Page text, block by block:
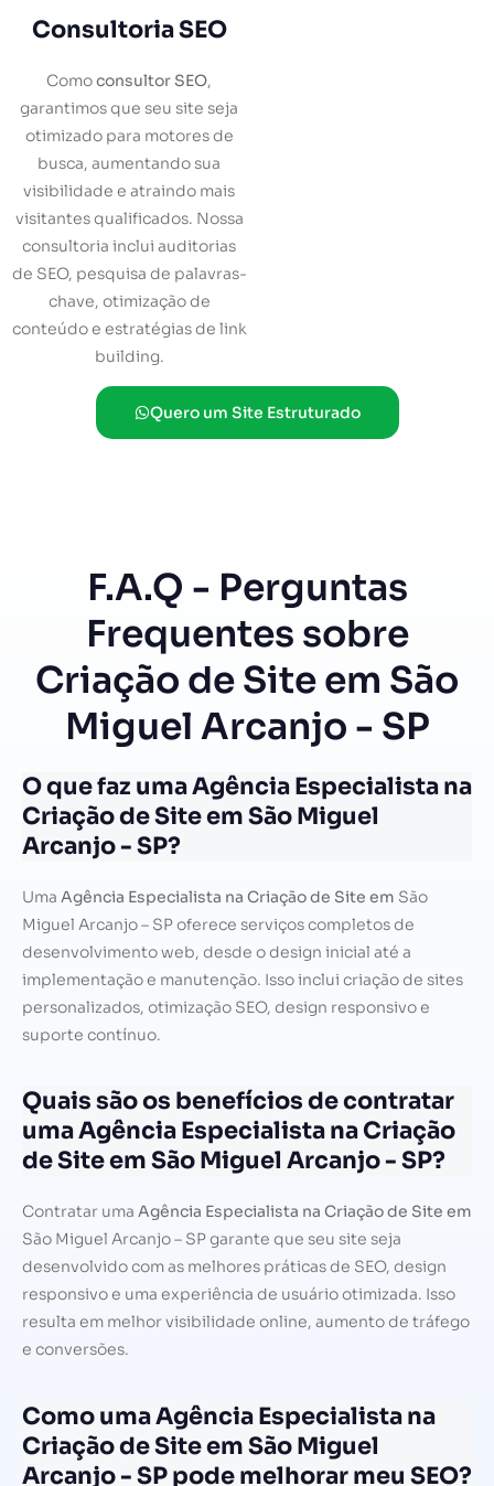
Consultoria SEO
Comoconsultor SEO,
garantimos que seu site seja
otimizado para motores de
busca, aumentando sua
visibilidade e atraindo mais
visitantes qualificados. Nossa
consultoria inclui auditorias
de SEO, pesquisa de palavras-
chave, otimização de
conteúdo e estratégias de link
building.
Quero um Site Estruturado
F.A.Q - Perguntas
Frequentes sobre
Criação de Site em São
Miguel Arcanjo - SP
O que faz uma Agência Especialista na
Criação de Site em São Miguel
Arcanjo - SP?
Uma Agência Especialista na Criação de Site em São
Miguel Arcanjo – SP oferece serviços completos de
desenvolvimento web, desde o design inicial até a
implementação e manutenção. Isso inclui criação de sites
personalizados, otimização SEO, design responsivo e
suporte contínuo.
Quais são os benefícios de contratar
uma Agência Especialista na Criação
de Site em São Miguel Arcanjo - SP?
Contratar uma Agência Especialista na Criação de Site em
São Miguel Arcanjo – SP garante que seu site seja
desenvolvido com as melhores práticas de SEO, design
responsivo e uma experiência de usuário otimizada. Isso
resulta em melhor visibilidade online, aumento de tráfego
e conversões.
Como uma Agência Especialista na
Criação de Site em São Miguel
Arcanjo - SP pode melhorar meu SEO?